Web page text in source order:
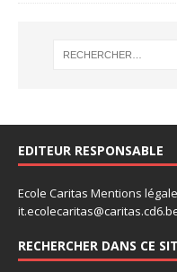
EDITEUR RESPONSABLE
Ecole Caritas Mentions
RECHERCHER DANS CE